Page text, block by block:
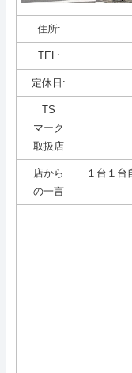
住所:
TEL:
定休日:
TS
マーク
取扱店
店から
の一言
１台１台